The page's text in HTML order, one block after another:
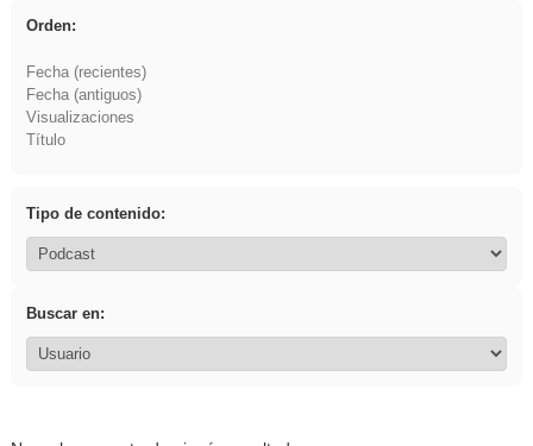
Orden:
Fecha (recientes)
Fecha (antiguos)
Visualizaciones
Título
Tipo de contenido:
Buscar en: